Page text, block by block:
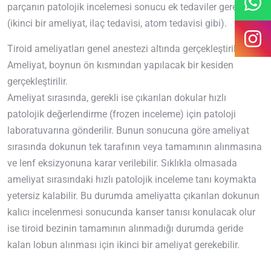
parçanın patolojik incelemesi sonucu ek tedaviler gerekebilir
(ikinci bir ameliyat, ilaç tedavisi, atom tedavisi gibi).
Tiroid ameliyatları genel anestezi altında gerçekleştirilir.
Ameliyat, boynun ön kısmından yapılacak bir kesiden
gerçekleştirilir.
Ameliyat sırasında, gerekli ise çıkarılan dokular hızlı
patolojik değerlendirme (frozen inceleme) için patoloji
laboratuvarına gönderilir. Bunun sonucuna göre ameliyat
sırasında dokunun tek tarafının veya tamamının alınmasına
ve lenf eksizyonuna karar verilebilir. Sıklıkla olmasada
ameliyat sırasındaki hızlı patolojik inceleme tanı koymakta
yetersiz kalabilir. Bu durumda ameliyatta çıkarılan dokunun
kalıcı incelenmesi sonucunda kanser tanısı konulacak olur
ise tiroid bezinin tamamının alınmadığı durumda geride
kalan lobun alınması için ikinci bir ameliyat gerekebilir.